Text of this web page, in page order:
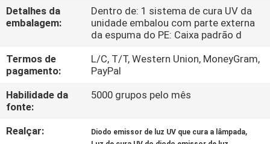
CONTACTE-
PEÇA
Detalhes da
embalagem:
Dentro de: 1 sistema de cura UV da
unidade embalou com parte externa
da espuma do PE: Caixa padrão d
Termos de
pagamento:
L/C, T/T, Western Union, MoneyGram,
PayPal
Habilidade da
fonte:
5000 grupos pelo mês
Realçar: Diodo emissor de luz UV que cura a lâmpada,